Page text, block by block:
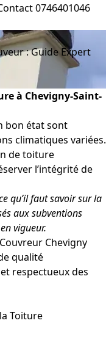
0746401046
: Guide Expert
à Chevigny-Saint-
bon état sont
climatiques variées.
de toiture
l’intégrité de
qu’il faut savoir sur la
aux subventions
vigueur.
Chevigny
qualité
respectueux des
Toiture